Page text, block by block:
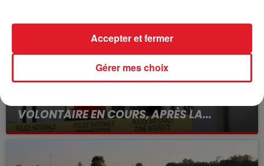
VOLONTAIRE EN COURS, APRÈS LA...
Selon les premiers éléments, le logement servait
Gérer mes choix
Accepter et fermer